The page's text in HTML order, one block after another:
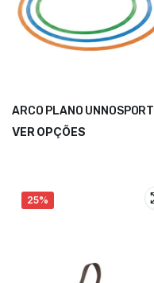
ARCO PLANO UNNOSPORT
VER OPÇÕES
25%